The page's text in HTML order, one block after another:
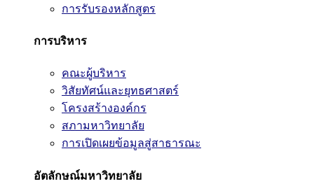
การรับรองหลักสูตร
การบริหาร
คณะผู้บริหาร
วิสัยทัศน์และยุทธศาสตร์
โครงสร้างองค์กร
สภามหาวิทยาลัย
การเปิดเผยข้อมูลสู่สาธารณะ
อัตลักษณ์มหาวิทยาลัย